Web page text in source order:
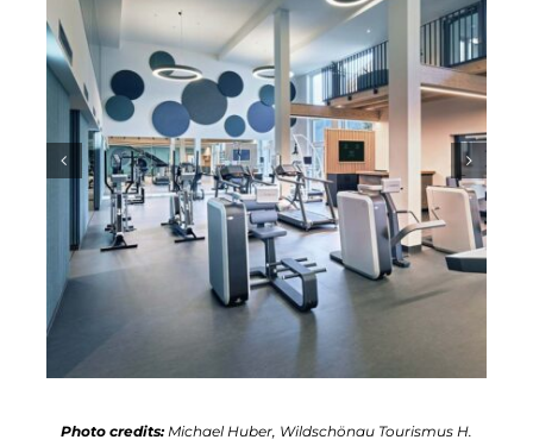
Photo credits: Michael Huber, Wildschönau Tourismus H.